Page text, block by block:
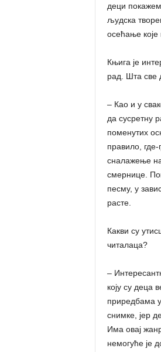
деци покажем
људска
осећање које
Књига је
рад. Шта све
– Као и у
да сусретну
поменутих
правило,
сналажење
смернице.
песму, у
расте.
Какви су
читалаца?
–
коју су деца
приредбама
снимке, јер
Има овај
немогуће је